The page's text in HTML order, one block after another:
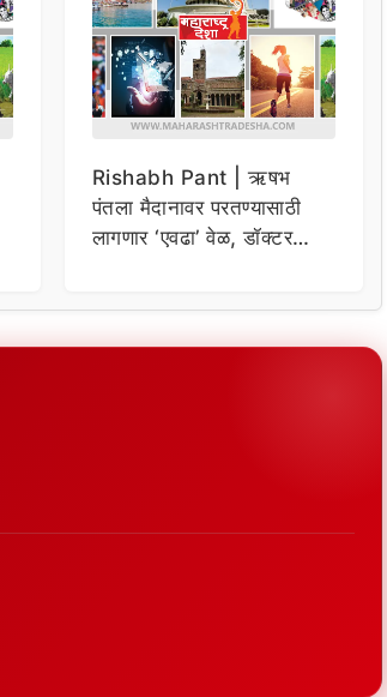
Rishabh Pant | ऋषभ
पंतला मैदानावर परतण्यासाठी
लागणार ‘एवढा’ वेळ, डॉक्टर